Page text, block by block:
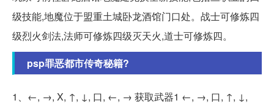
级技能,地魔位于盟重土城卧龙酒馆门口处。战士可修炼四
级烈火剑法,法师可修炼四级灭天火,道士可修炼四。
psp罪恶都市传奇秘籍?
1、←, →, X, ↑, ↓, 口, ←, → 获取武器1 ←, →, 口, ↑, ↓,